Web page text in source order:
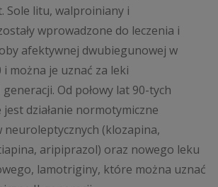
Sole litu, walproiniany i
wprowadzone do leczenia i
afektywnej dwubiegunowej w
i można je uznać za leki
Od połowy lat 90-tych
działanie normotymiczne
neuroleptycznych (klozapina,
aripiprazol) oraz nowego leku
lamotriginy, które można uznać